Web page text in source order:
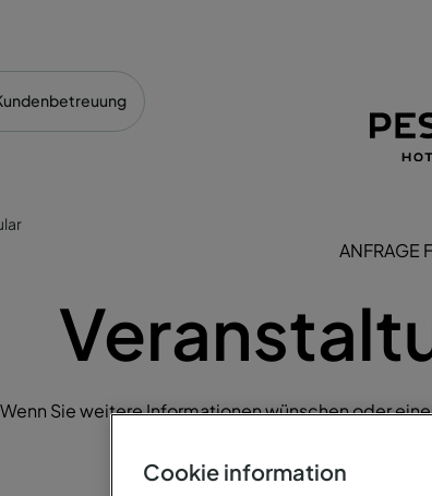
ANFRAGE
Wenn Sie weitere Informationen wünschen oder
Cookie information